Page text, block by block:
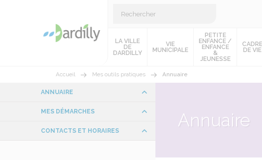
LA VILLE
DE
DARDILLY
VIE
MUNICIPALE
PETITE
ENFANCE /
ENFANCE
&
JEUNESSE
CADRE
DE VIE
Accueil Mes outils pratiques Annuaire
Annuaire
ANNUAIRE
MES DÉMARCHES
CONTACTS ET HORAIRES